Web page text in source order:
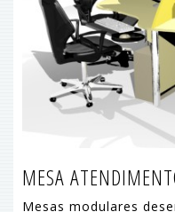
MESA
Mesas modulares